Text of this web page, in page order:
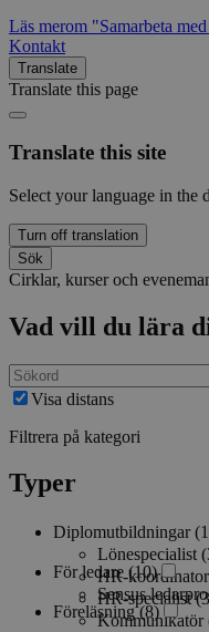
Läs merom "Samarbeta
Kontakt
Translate
Translate this page
Translate this site
Select your language in the
Turn off translation
Sök
Cirklar, kurser och
Vad vill du lära
Visa distans
Filtrera på kategori
Typer
Diplomutbildningar
Lönespecialist
HR-koordinator
HR-specialist
Kommunikatör
För ledare (10)
Sensus
Föreläsning (8)